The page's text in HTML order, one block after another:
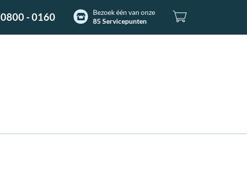
0800 - 0160
Bezoek één van onze
85 Servicepunten